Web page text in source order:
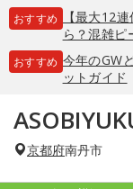
おすすめ
【最大12
ら？混雑ピ
おすすめ 今年のGW
ットガイド
京都府南丹市